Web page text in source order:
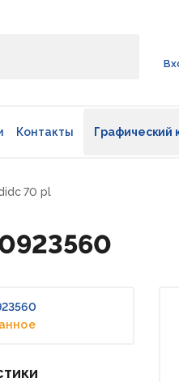
Контакты Графический
70 pl